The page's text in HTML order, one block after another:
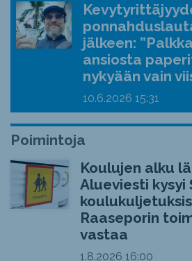
jälkeen:
ansiosta
nykyään vain
10.6.2026 15:31
Poimintoja
Koulujen alku
Alueviesti kysyi
Raaseporin
vastaa
1.8.2026 16:00